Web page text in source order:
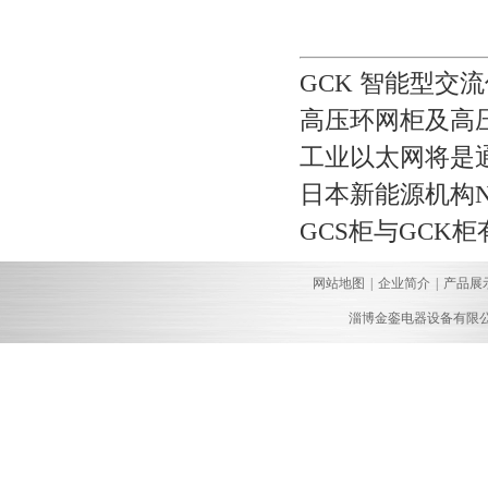
GCK 智能型交
高压环网柜及高
工业以太网将是
日本新能源机构
GCS柜与GCK
网站地图 企业简介 产品展
淄博金銮电器设备有限